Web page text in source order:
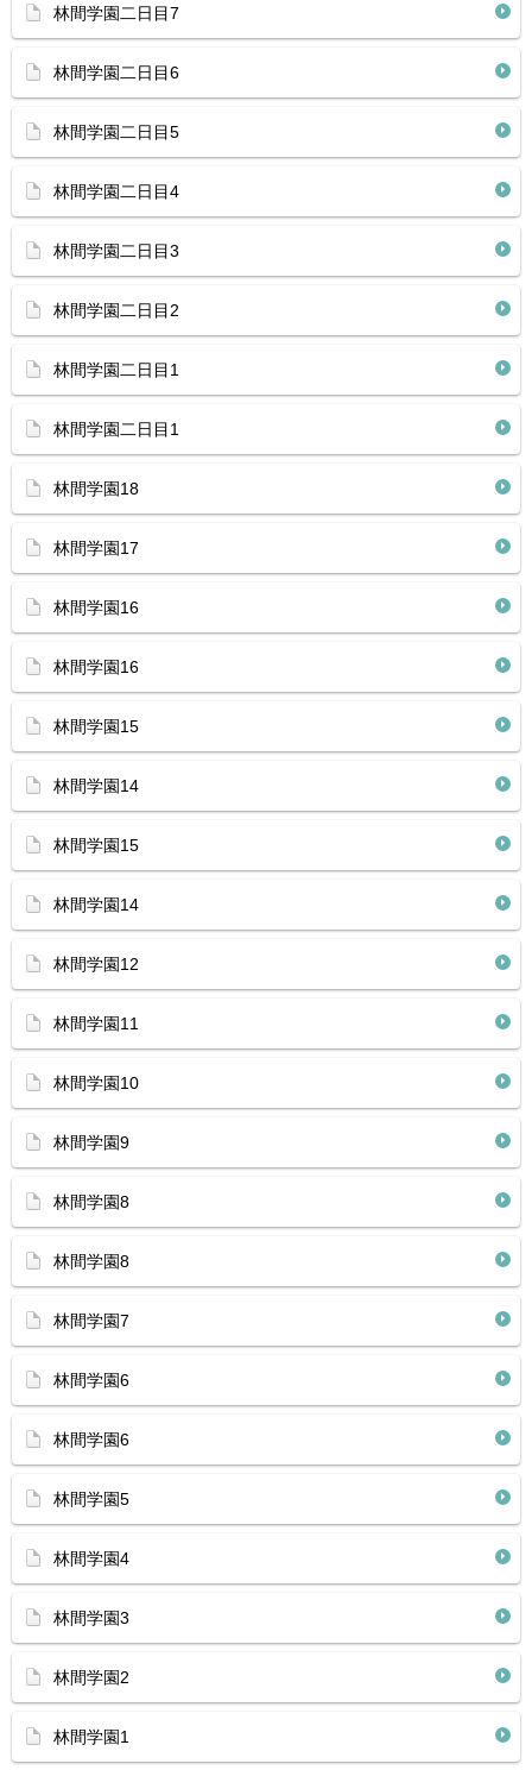
林間学園二日目7
林間学園二日目6
林間学園二日目5
林間学園二日目4
林間学園二日目3
林間学園二日目2
林間学園二日目1
林間学園二日目1
林間学園18
林間学園17
林間学園16
林間学園16
林間学園15
林間学園14
林間学園15
林間学園14
林間学園12
林間学園11
林間学園10
林間学園9
林間学園8
林間学園8
林間学園7
林間学園6
林間学園6
林間学園5
林間学園4
林間学園3
林間学園2
林間学園1